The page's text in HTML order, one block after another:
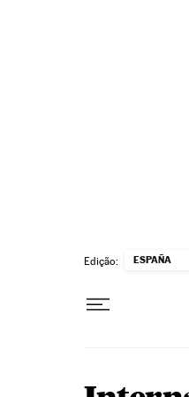
Edição: ESPAÑA